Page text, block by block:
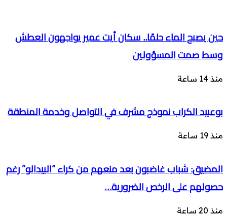
حين يصبح الماء حلمًا.. سكان أيت عمير يواجهون العطش
وسط صمت المسؤولين
منذ 14 ساعة
بوعبيد الكراب نموذج مشرف في التواصل وخدمة المنطقة
منذ 19 ساعة
المضيق: شباب غاضبون بعد منعهم من كراء “البيدالو” رغم
حصولهم على الرخص الضرورية…
منذ 20 ساعة